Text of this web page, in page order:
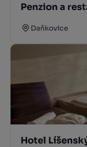
Penzion a
Daňkovice
Hotel